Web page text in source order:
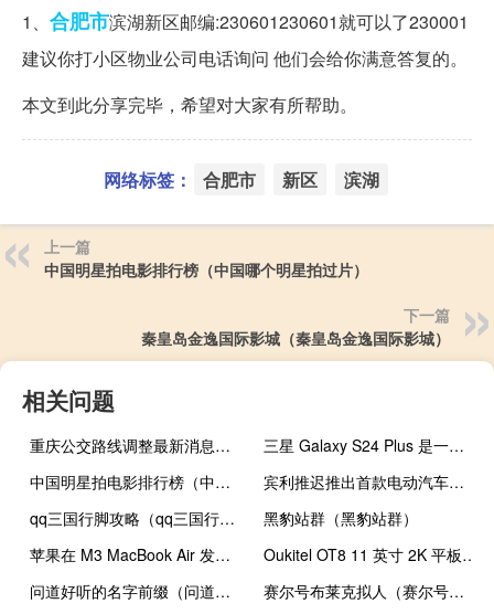
1、 合肥市滨湖新区邮编:230601230601就可以了230001
建议你打小区物业公司电话询问 他们会给你满意答复的。
本文到此分享完毕，希望对大家有所帮助。
网络标签： 合肥市 新区 滨湖
上一篇
中国明星拍电影排行榜（中国哪个明星拍过片）
下一篇
秦皇岛金逸国际影城（秦皇岛金逸国际影城）
相关问题
重庆公交路线调整最新消息（重庆公交路线）
三星 Galaxy S24 Plus 是一款品质非常高的高端手机
中国明星拍电影排行榜（中国哪个明星拍过片）
宾利推迟推出首款电动汽车并推迟电气化日期
qq三国行脚攻略（qq三国行馆有什么用）
黑豹站群（黑豹站群）
苹果在 M3 MacBook Air 发布后发布 macOS 14.4 RC
Oukitel OT8 11 英寸 2K 平板电脑现已上市 售价不到 180 美元
问道好听的名字前缀（问道好听的名字）
赛尔号布莱克拟人（赛尔号布尔德）